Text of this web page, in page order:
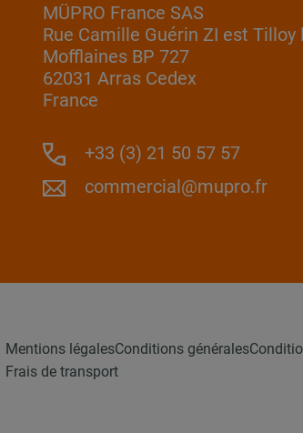
MÜPRO France SAS
Rue Camille Guérin ZI est Tilloy
Mofflaines BP 727
62031 Arras Cedex
France
+33 (3) 21 50 57 57
commercial@mupro.fr
Mentions légalesConditions générales
Frais de transport